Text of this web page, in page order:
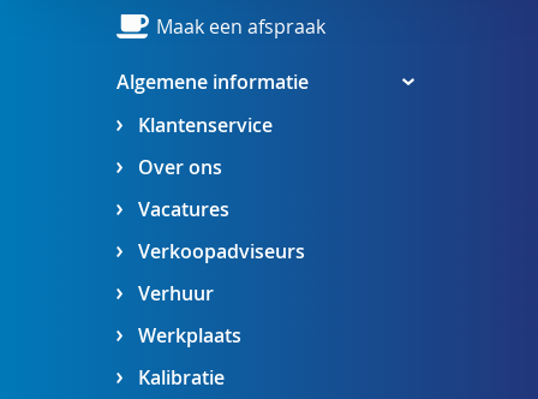
Algemene informatie
Klantenservice
Over ons
Vacatures
Verkoopadviseurs
Verhuur
Werkplaats
Kalibratie
Maak een afspraak